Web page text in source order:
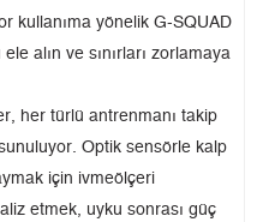
kullanıma yönelik G-SQUAD
alın ve sınırları zorlamaya
her türlü antrenmanı takip
Optik sensörle kalp
için ivmeölçeri
etmek, uyku sonrası güç